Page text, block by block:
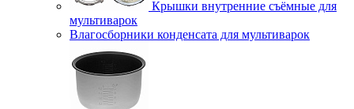
Крышки внутренние съёмные для
мультиварок
Влагосборники конденсата для мультиварок